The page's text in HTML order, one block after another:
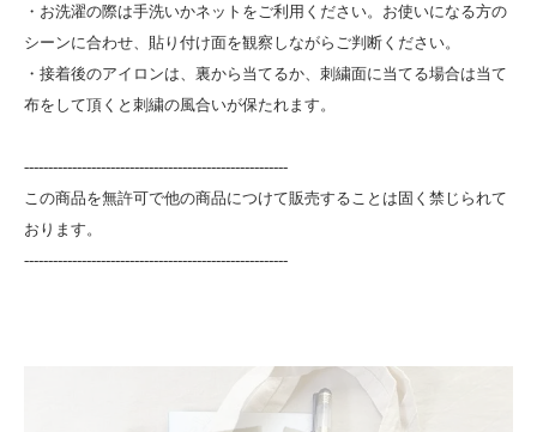
・お洗濯の際は手洗いかネットをご利用ください。お使いになる方の
シーンに合わせ、貼り付け面を観察しながらご判断ください。
・接着後のアイロンは、裏から当てるか、刺繍面に当てる場合は当て
布をして頂くと刺繍の風合いが保たれます。
-------------------------------------------------------
この商品を無許可で他の商品につけて販売することは固く禁じられて
おります。
-------------------------------------------------------